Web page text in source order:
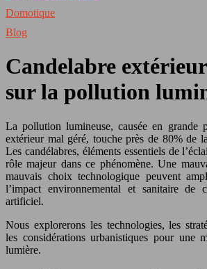
Domotique
Blog
Candelabre
sur la pollution
La pollution lumineuse, causée en grande
extérieur mal géré, touche près de 80% de
Les candélabres, éléments essentiels de
rôle majeur dans ce phénomène. Une
mauvais choix technologique peuvent
l’impact environnemental et sanitaire de
artificiel.
Nous explorerons les technologies, les
les considérations urbanistiques pour une
lumière.